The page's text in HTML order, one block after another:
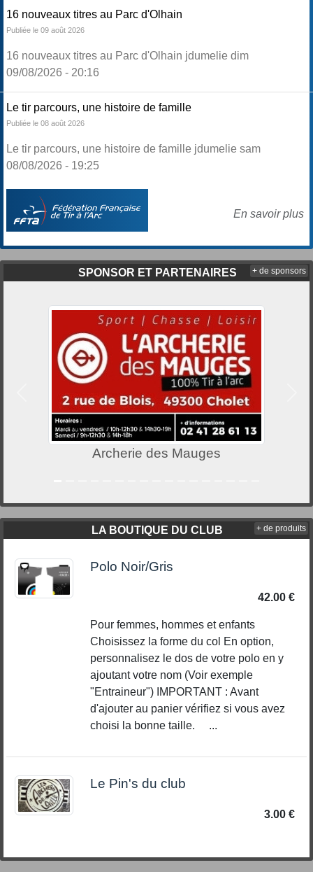
16 nouveaux titres au Parc d'Olhain
Publiée le 09 août 2026
16 nouveaux titres au Parc d'Olhain jdumelie dim
09/08/2026 - 20:16
Le tir parcours, une histoire de famille
Publiée le 08 août 2026
Le tir parcours, une histoire de famille jdumelie sam
08/08/2026 - 19:25
En savoir plus
SPONSOR ET PARTENAIRES
Breizh Optical
Précedent
+ de sponsors
LA BOUTIQUE DU CLUB
Polo Noir/Gris
42.00 €
Pour femmes, hommes et enfants
Choisissez la forme du col En option,
personnalisez le dos de votre polo en y
ajoutant votre nom (Voir exemple
"Entraineur") IMPORTANT : Avant
d'ajouter au panier vérifiez si vous avez
choisi la bonne taille. ...
Le Pin's du club
3.00 €
+ de produits